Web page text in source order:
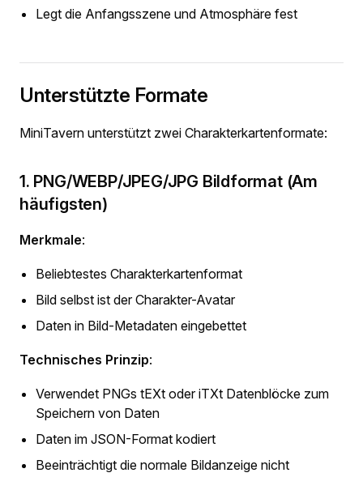
Legt die Anfangsszene und Atmosphäre fest
Unterstützte Formate
MiniTavern unterstützt zwei Charakterkartenformate:
1. PNG/WEBP/JPEG/JPG Bildformat (Am
häufigsten)
Merkmale:
Beliebtestes Charakterkartenformat
Bild selbst ist der Charakter-Avatar
Daten in Bild-Metadaten eingebettet
Technisches Prinzip:
Verwendet PNGs tEXt oder iTXt Datenblöcke zum
Speichern von Daten
Daten im JSON-Format kodiert
Beeinträchtigt die normale Bildanzeige nicht